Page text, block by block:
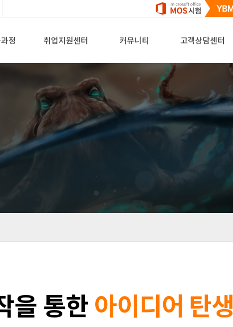
정 취업지원센터 커뮤니티 고객상담센터
을 통한아이디어 탄생